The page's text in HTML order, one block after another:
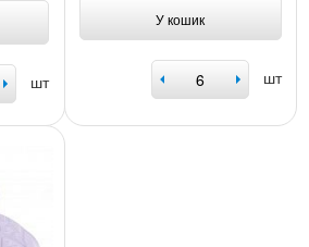
шт
У кошик
шт